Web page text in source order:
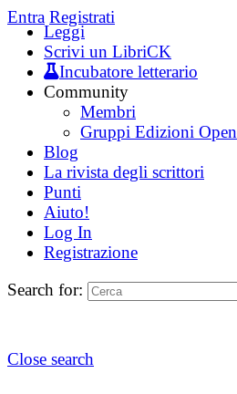
Entra Registrati
Leggi
Scrivi un LibriCK
Incubatore letterario
Community
Membri
Gruppi Edizioni Open
Blog
La rivista degli scrittori
Punti
Aiuto!
Log In
Registrazione
Search for:
Close search